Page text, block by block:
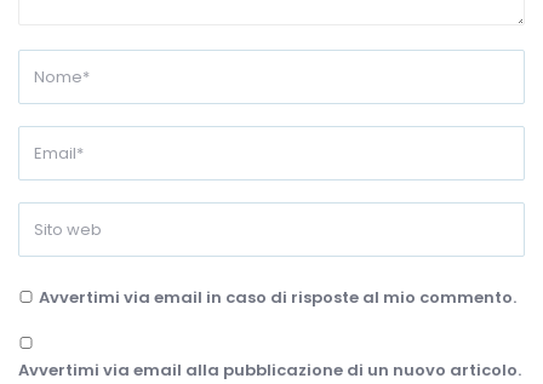
Avvertimi via email in caso di risposte al mio commento.
Avvertimi via email alla pubblicazione di un nuovo articolo.